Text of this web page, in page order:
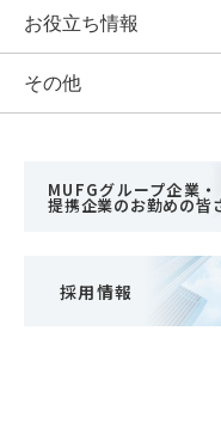
お役立ち情報
その他
MUFGグループ企業・
提携企業のお勤めの皆
採用情報